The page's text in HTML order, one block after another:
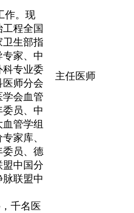
作。现
程全国
卫生部指
家、中
科专业委
医师分会
学会血管
员、中
管学组
家库、
委员、德
盟中国分
联盟中
千名医
主任医师